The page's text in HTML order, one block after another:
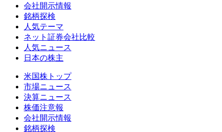
会社開示情報
銘柄探検
人気テーマ
ネット証券会社比較
人気ニュース
日本の株主
米国株トップ
市場ニュース
決算ニュース
株価注意報
会社開示情報
銘柄探検